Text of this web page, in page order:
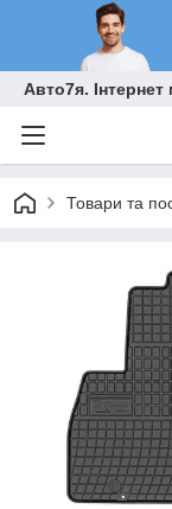
Авто7я.
Товари та